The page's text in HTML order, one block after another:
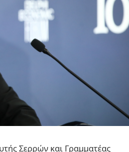
Σερρών και Γραμματέας